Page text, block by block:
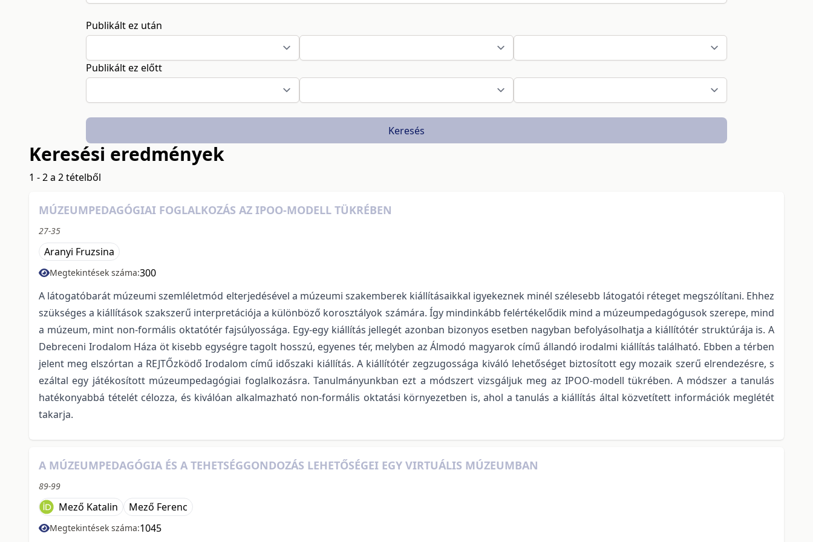
Publikált ez után
Publikált ez előtt
Keresés
Keresési eredmények
1 - 2 a 2 tételből
MÚZEUMPEDAGÓGIAI FOGLALKOZÁS AZ IPOO-MODELL TÜKRÉBEN
27-35
Aranyi Fruzsina
Megtekintések száma:300
A látogatóbarát múzeumi szemléletmód elterjedésével a múzeumi szakemberek kiállításaikkal igyekeznek minél szélesebb látogatói réteget megszólítani. Ehhez
szükséges a kiállítások szakszerű interpretációja a különböző korosztályok számára. Így mindinkább felértékelődik mind a múzeumpedagógusok szerepe, mind
a múzeum, mint non-formális oktatótér fajsúlyossága. Egy-egy kiállítás jellegét azonban bizonyos esetben nagyban befolyásolhatja a kiállítótér struktúrája is. A
Debreceni Irodalom Háza öt kisebb egységre tagolt hosszú, egyenes tér, melyben az Álmodó magyarok című állandó irodalmi kiállítás található. Ebben a térben
jelent meg elszórtan a REJTŐzködő Irodalom című időszaki kiállítás. A kiállítótér zegzugossága kiváló lehetőséget biztosított egy mozaik szerű elrendezésre, s
ezáltal egy játékosított múzeumpedagógiai foglalkozásra. Tanulmányunkban ezt a módszert vizsgáljuk meg az IPOO-modell tükrében. A módszer a tanulás
hatékonyabbá tételét célozza, és kiválóan alkalmazható non-formális oktatási környezetben is, ahol a tanulás a kiállítás által közvetített információk meglétét
takarja.
A MÚZEUMPEDAGÓGIA ÉS A TEHETSÉGGONDOZÁS LEHETŐSÉGEI EGY VIRTUÁLIS MÚZEUMBAN
89-99
Mező Katalin Mező Ferenc
Megtekintések száma:1045